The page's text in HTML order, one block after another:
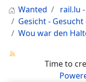
Wanted
rail.lu
Gesicht -
Wou war den
Time to